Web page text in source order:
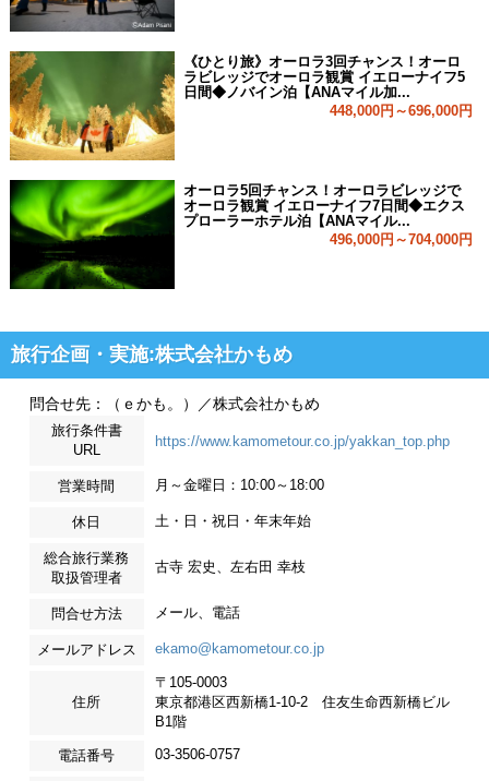
《ひとり旅》オーロラ3回チャンス！オーロ
ラビレッジでオーロラ観賞 イエローナイフ5
日間◆ノバイン泊【ANAマイル加...
448,000円～696,000円
オーロラ5回チャンス！オーロラビレッジで
オーロラ観賞 イエローナイフ7日間◆エクス
プローラーホテル泊【ANAマイル...
496,000円～704,000円
旅行企画・実施:株式会社かもめ
問合せ先：（ｅかも。）／株式会社かもめ
旅行条件書
URL
https://www.kamometour.co.jp/yakkan_top.php
営業時間 月～金曜日：10:00～18:00
休日 土・日・祝日・年末年始
総合旅行業務
取扱管理者
古寺 宏史、左右田 幸枝
問合せ方法 メール、電話
メールアドレス ekamo@kamometour.co.jp
住所
〒105-0003
東京都港区西新橋1-10-2 住友生命西新橋ビル
B1階
電話番号 03-3506-0757